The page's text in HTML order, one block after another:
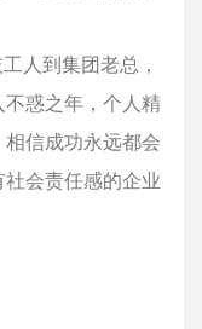
人到集团老总，
惑之年，个人精
信成功永远都会
会责任感的企业